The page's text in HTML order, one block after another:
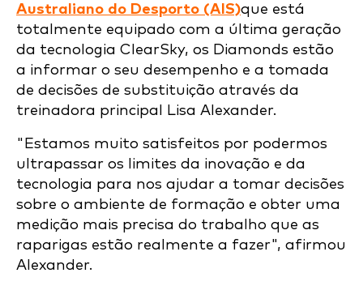
Australiano do Desporto (AIS)que está
totalmente equipado com a última geração
da tecnologia ClearSky, os Diamonds estão
a informar o seu desempenho e a tomada
de decisões de substituição através da
treinadora principal Lisa Alexander.
"Estamos muito satisfeitos por podermos
ultrapassar os limites da inovação e da
tecnologia para nos ajudar a tomar decisões
sobre o ambiente de formação e obter uma
medição mais precisa do trabalho que as
raparigas estão realmente a fazer", afirmou
Alexander.